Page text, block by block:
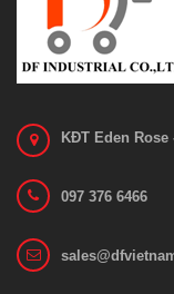
KĐT Eden
097 376 6466